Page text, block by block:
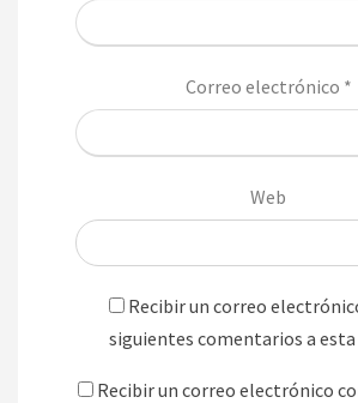
Correo electrónico *
Web
Recibir un correo
siguientes comentarios a
Recibir un correo electrónico